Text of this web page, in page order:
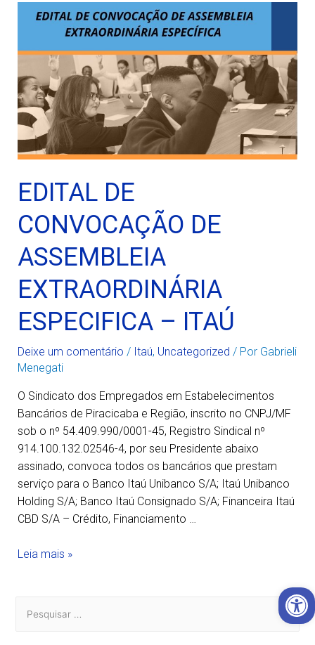
EDITAL DE
CONVOCAÇÃO DE
ASSEMBLEIA
EXTRAORDINÁRIA
ESPECIFICA – ITAÚ
Deixe um comentário / Itaú, Uncategorized / Por Gabrieli
Menegati
O Sindicato dos Empregados em Estabelecimentos
Bancários de Piracicaba e Região, inscrito no CNPJ/MF
sob o nº 54.409.990/0001-45, Registro Sindical nº
914.100.132.02546-4, por seu Presidente abaixo
assinado, convoca todos os bancários que prestam
serviço para o Banco Itaú Unibanco S/A; Itaú Unibanco
Holding S/A; Banco Itaú Consignado S/A; Financeira Itaú
CBD S/A – Crédito, Financiamento …
Leia mais »